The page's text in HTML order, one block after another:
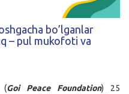
bo’lganlar
– pul mukofoti va
(Goi Peace Foundation) 25